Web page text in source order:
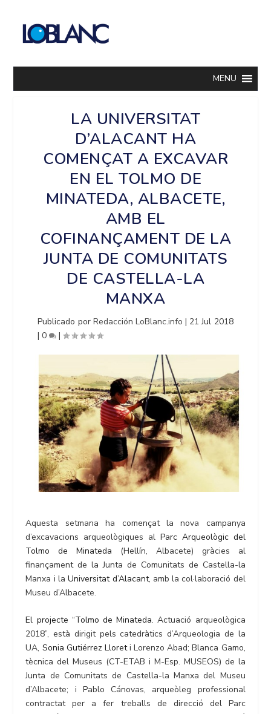
MENU
LA UNIVERSITAT
D’ALACANT HA
COMENÇAT A EXCAVAR
EN EL TOLMO DE
MINATEDA, ALBACETE,
AMB EL
COFINANÇAMENT DE LA
JUNTA DE COMUNITATS
DE CASTELLA-LA
MANXA
Publicado por Redacción LoBlanc.info | 21 Jul 2018
|0 |
Aquesta setmana ha començat la nova campanya
d’excavacions arqueològiques al Parc Arqueològic del
Tolmo de Minateda (Hellín, Albacete) gràcies al
finançament de la Junta de Comunitats de Castella-la
Manxa i laUniversitat d’Alacant, amb la col·laboració del
Museu d’Albacete.
El projecte “Tolmo de Minateda. Actuació arqueològica
2018”, està dirigit pels catedràtics d’Arqueologia de la
UA, Sonia Gutiérrez Lloreti Lorenzo Abad; Blanca Gamo,
tècnica del Museus (CT-ETAB i M-Esp. MUSEOS) de la
Junta de Comunitats de Castella-la Manxa del Museu
d’Albacete; i Pablo Cánovas, arqueòleg professional
contractat per a fer treballs de direcció del Parc